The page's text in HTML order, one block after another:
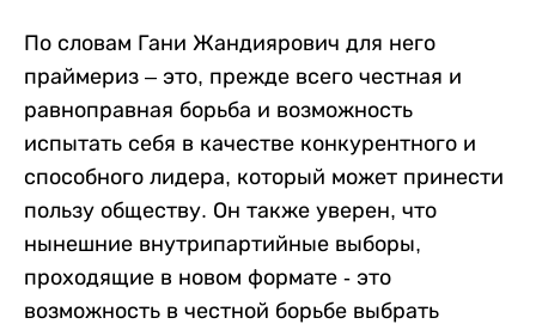
По словам Гани Жандиярович для него
праймериз – это, прежде всего честная и
равноправная борьба и возможность
испытать себя в качестве конкурентного и
способного лидера, который может принести
пользу обществу. Он также уверен, что
нынешние внутрипартийные выборы,
проходящие в новом формате - это
возможность в честной борьбе выбрать